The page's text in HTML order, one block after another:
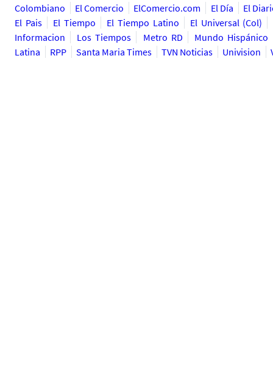
Colombiano
El Comercio ElComercio.com El Día
El
El Pais
El Tiempo El Tiempo Latino
El Universal (Col)
Informacion
Los Tiempos Metro RD
Mundo Hispánico
Latina
RPP Santa Maria Times TVN Noticias Univision